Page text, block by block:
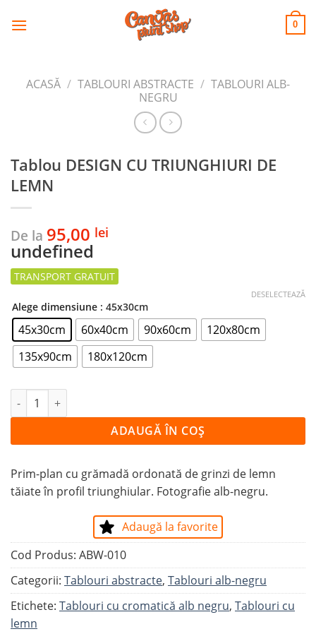
CANVAS
PRINT SHOP 0
ACASĂ / TABLOURI ABSTRACTE / TABLOURI ALB-
NEGRU
Tablou DESIGN CU TRIUNGHIURI DE
LEMN
De la 95,00 lei
undefined
Alege dimensiune : 45x30cm
45x30cm 60x40cm 90x60cm
120x80cm
135x90cm
180x120cm
DESELECTEAZĂ
Cantitate Tablou DESIGN CU TRIUNGHIURI DE LEMN
ADAUGĂ ÎN COȘ
Prim-plan cu grămadă ordonată de grinzi de lemn
tăiate în profil triunghiular. Fotografie alb-negru.
Adaugă la favorite
Cod Produs: ABW-010
Categorii: Tablouri abstracte, Tablouri alb-negru
Etichete: Tablouri cu cromatică alb negru, Tablouri cu
lemn